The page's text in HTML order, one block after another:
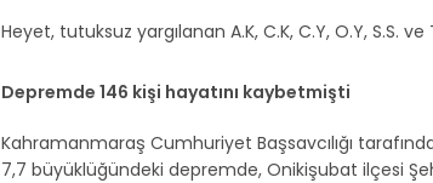
Heyet, tutuksuz yargılanan A.K, C.K, C.Y, O.Y, S.S.
Depremde 146 kişi hayatını kaybetmişti
Kahramanmaraş Cumhuriyet Başsavcılığı
7,7 büyüklüğündeki depremde, Onikişubat ilçesi